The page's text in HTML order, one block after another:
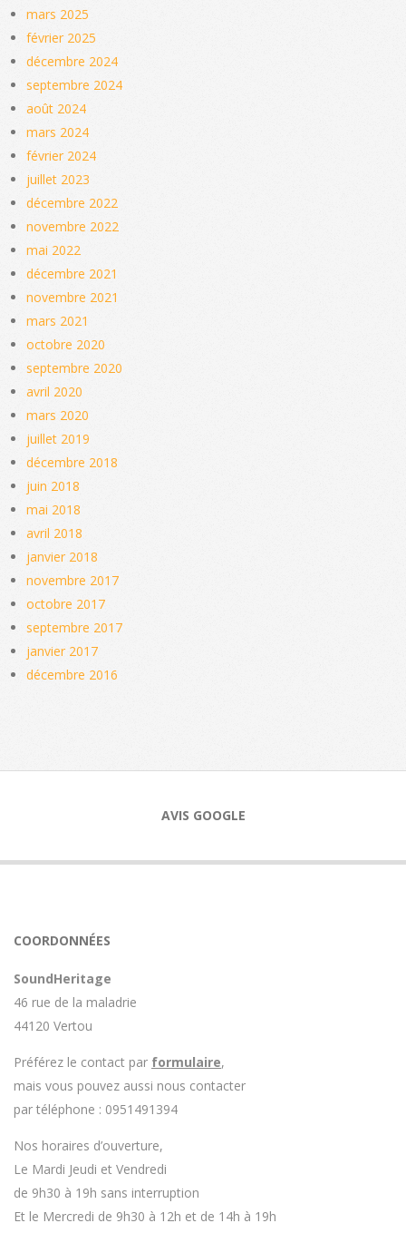
mars 2025
février 2025
décembre 2024
septembre 2024
août 2024
mars 2024
février 2024
juillet 2023
décembre 2022
novembre 2022
mai 2022
décembre 2021
novembre 2021
mars 2021
octobre 2020
septembre 2020
avril 2020
mars 2020
juillet 2019
décembre 2018
juin 2018
mai 2018
avril 2018
janvier 2018
novembre 2017
octobre 2017
septembre 2017
janvier 2017
décembre 2016
AVIS GOOGLE
COORDONNÉES
SoundHeritage
46 rue de la maladrie
44120 Vertou
Préférez le contact par formulaire,
mais vous pouvez aussi nous contacter
par téléphone : 0951491394
Nos horaires d’ouverture,
Le Mardi Jeudi et Vendredi
de 9h30 à 19h sans interruption
Et le Mercredi de 9h30 à 12h et de 14h à 19h